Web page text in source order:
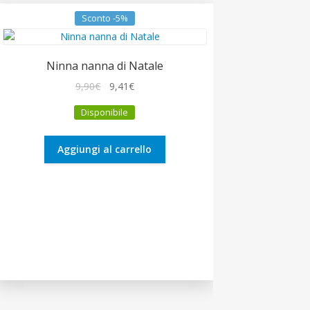
Sconto -5%
Ninna nanna di Natale
9,90€
originale
9,90€.
9,41€Il
attuale
9,41€.
Disponibile
Aggiungi al carrello